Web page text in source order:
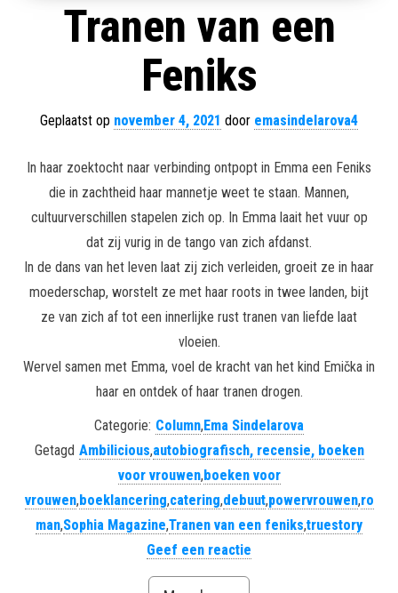
Tranen van een
Feniks
Geplaatst op november 4, 2021 door emasindelarova4
In haar zoektocht naar verbinding ontpopt in Emma een Feniks
die in zachtheid haar mannetje weet te staan. Mannen,
cultuurverschillen stapelen zich op. In Emma laait het vuur op
dat zij vurig in de tango van zich afdanst.
In de dans van het leven laat zij zich verleiden, groeit ze in haar
moederschap, worstelt ze met haar roots in twee landen, bijt
ze van zich af tot een innerlijke rust tranen van liefde laat
vloeien.
Wervel samen met Emma, voel de kracht van het kind Emička in
haar en ontdek of haar tranen drogen.
Categorie: Column, Ema Sindelarova
Getagd Ambilicious,autobiografisch, recensie, boeken
voor vrouwen, boeken voor
vrouwen, boeklancering,catering,debuut,powervrouwen,ro
man,Sophia Magazine,Tranen van een feniks,truestory
Geef een reactie